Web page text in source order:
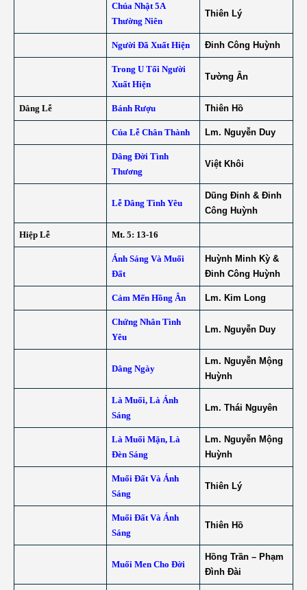
Chúa Nhật 5A
Thường Niên
Thiên Lý
Người Đã Xuất Hiện Đinh Công Huỳnh
Trong U Tối Người
Xuất Hiện
Tường Ân
Dâng Lễ Bánh Rượu Thiên Hồ
Của Lễ Chân Thành Lm. Nguyễn Duy
Dâng Đời Tình
Thương
Việt Khôi
Lễ Dâng Tình Yêu
Dũng Đinh & Đinh
Công Huỳnh
Hiệp Lễ Mt. 5: 13-16
Ánh Sáng Và Muối
Đất
Huỳnh Minh Kỳ &
Đinh Công Huỳnh
Cảm Mến Hồng Ân Lm. Kim Long
Chứng Nhân Tình
Yêu
Lm. Nguyễn Duy
Dâng Ngày
Lm. Nguyễn Mộng
Huỳnh
Là Muối, Là Ánh
Sáng
Lm. Thái Nguyên
Là Muối Mặn, Là
Đèn Sáng
Lm. Nguyễn Mộng
Huỳnh
Muối Đất Và Ánh
Sáng
Thiên Lý
Muối Đất Và Ánh
Sáng
Thiên Hồ
Muối Men Cho Đời
Hồng Trần – Phạm
Đình Đài